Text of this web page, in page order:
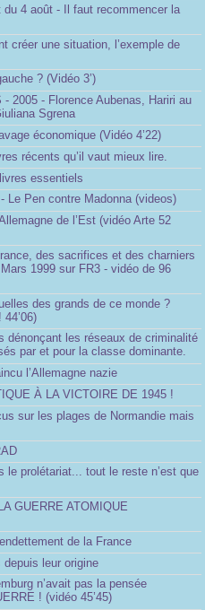
4 août - Il faut recommencer la
créer une situation, l’exemple de
? (Vidéo 3’)
2005 - Florence Aubenas, Hariri au
Sgrena
économique (Vidéo 4’22)
récents qu’il vaut mieux lire.
essentiels
Le Pen contre Madonna (videos)
de l’Est (vidéo Arte 52
des sacrifices et des charniers
1999 sur FR3 - vidéo de 96
des grands de ce monde ?
dénonçant les réseaux de criminalité
par et pour la classe dominante.
l’Allemagne nazie
À LA VICTOIRE DE 1945 !
sur les plages de Normandie mais
le prolétariat... tout le reste n’est que
GUERRE ATOMIQUE
de la France
leur origine
n’avait pas la pensée
! (vidéo 45’45)